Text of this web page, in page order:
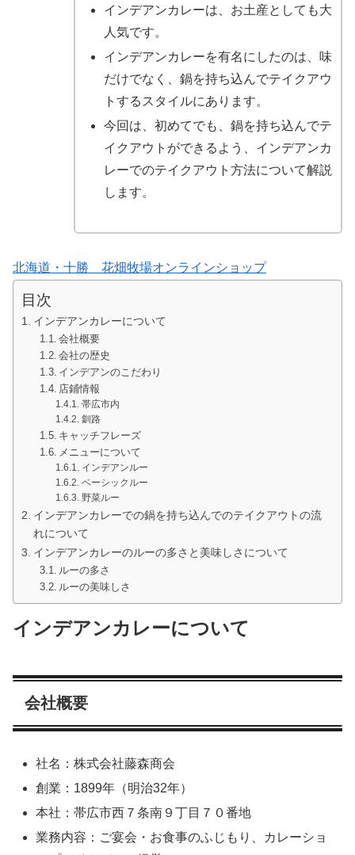
インデアンカレーは、お土産としても大
人気です。
インデアンカレーを有名にしたのは、味
だけでなく、鍋を持ち込んでテイクアウ
トするスタイルにあります。
今回は、初めてでも、鍋を持ち込んでテ
イクアウトができるよう、インデアンカ
レーでのテイクアウト方法について解説
します。
北海道・十勝 花畑牧場オンラインショップ
目次
インデアンカレーについて
会社概要
会社の歴史
インデアンのこだわり
店鋪情報
帯広市内
釧路
キャッチフレーズ
メニューについて
インデアンルー
ベーシックルー
野菜ルー
インデアンカレーでの鍋を持ち込んでのテイクアウトの流
れについて
インデアンカレーのルーの多さと美味しさについて
ルーの多さ
ルーの美味しさ
インデアンカレーについて
会社概要
社名：株式会社藤森商会
創業：1899年（明治32年）
本社：帯広市西７条南９丁目７０番地
業務内容：ご宴会・お食事のふじもり、カレーショ